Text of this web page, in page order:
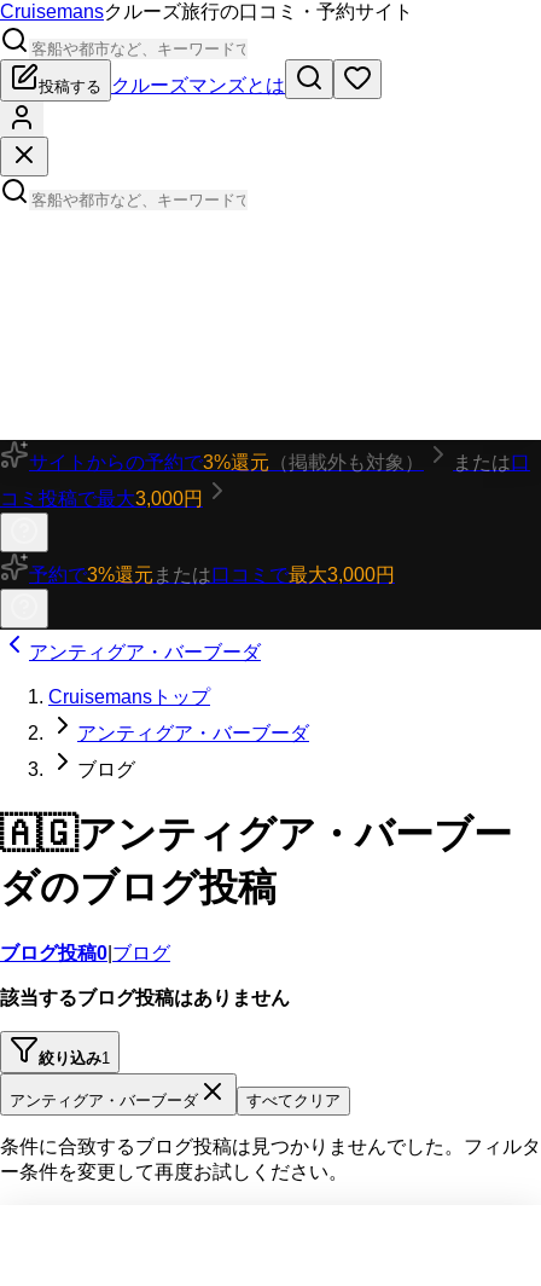
Cruisemansクルーズ旅行の口コミ・予約サイト
投稿する クルーズマンズとは
サイトからの予約で3%還元 （掲載外も対象） または口
コミ投稿で最大3,000円
予約で3%還元 または口コミで最大3,000円
アンティグア・バーブーダ
Cruisemansトップ
アンティグア・バーブーダ
ブログ
🇦🇬アンティグア・バーブー
ダのブログ投稿
ブログ投稿0 ブログ
該当するブログ投稿はありません
絞り込み1
アンティグア・バーブーダ すべてクリア
条件に合致するブログ投稿は見つかりませんでした。フィルタ
ー条件を変更して再度お試しください。